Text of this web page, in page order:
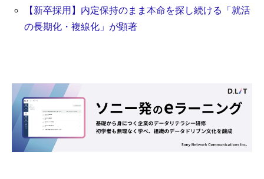
【新卒採用】内定保持のまま本命を探し続ける「就活
の長期化・複線化」が顕著